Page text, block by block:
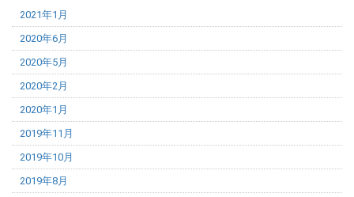
2021年1月
2020年6月
2020年5月
2020年2月
2020年1月
2019年11月
2019年10月
2019年8月